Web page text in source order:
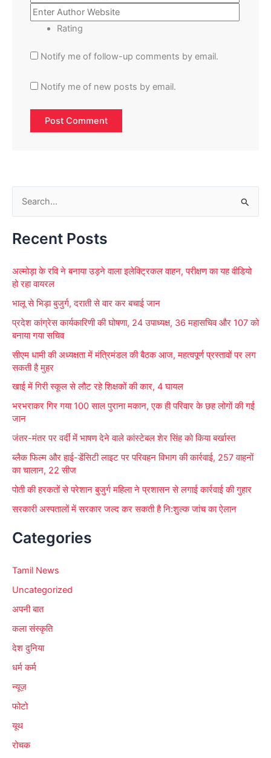
Rating
Notify me of follow-up comments by email.
Notify me of new posts by email.
a
c
o
:
Recent Posts
अल्मोड़ा के रवि ने बनाया उड़ने वाला इलेक्ट्रिकल वाहन, परीक्षण का यह वीडियो
हो रहा वायरल
भालू से भिड़ा बुजुर्ग, दराती से वार कर बचाई जान
प्रदेश कांग्रेस कार्यकारिणी की घोषणा, 24 उपाध्यक्ष, 36 महासचिव और 107 को
बनाया गया सचिव
सीएम धामी की अध्यक्षता में मंत्रिमंडल की बैठक आज, महत्वपूर्ण प्रस्तावों पर लग
सकती है मुहर
खाई में गिरी स्कूल से लौट रहे शिक्षकों की कार, 4 घायल
भरभराकर गिर गया 100 साल पुराना मकान, एक ही परिवार के छह लोगों की गई
जान
जंतर-मंतर पर वर्दी में भाषण देने वाले कांस्टेबल शेर सिंह को किया बर्खास्त
ब्लैक फिल्म और हाई-डेंसिटी लाइट पर परिवहन विभाग की कार्रवाई, 257 वाहनों
का चालान, 22 सीज
पोती की हरकतों से परेशान बुजुर्ग महिला ने प्रशासन से लगाई कार्रवाई की गुहार
सरकारी अस्पतालों में सरकार जल्द कर सकती है नि:शुल्क जांच का ऐलान
Categories
Tamil News
Uncategorized
अपनी बात
कला संस्कृति
देश दुनिया
धर्म कर्म
न्यूज़
फोटो
यूथ
रोचक